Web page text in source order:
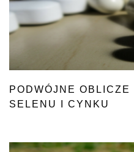
PODWÓJNE OBLICZE
SELENU I CYNKU